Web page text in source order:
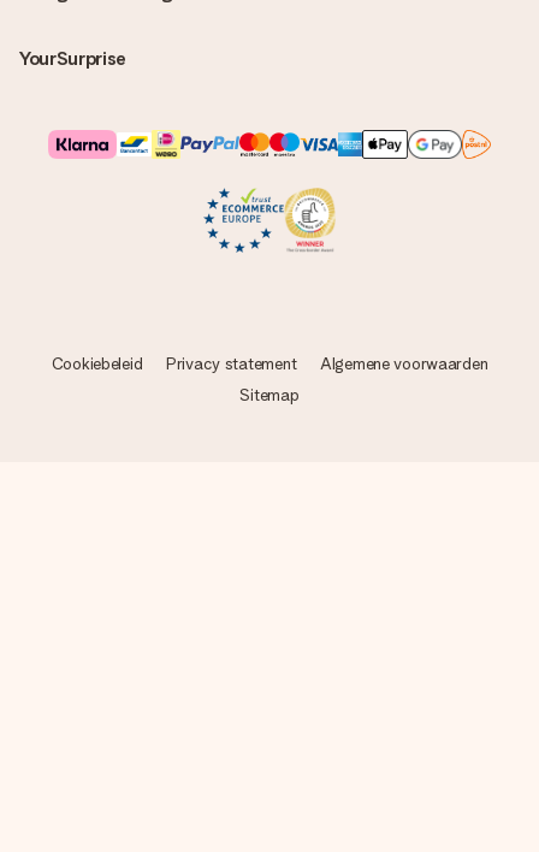
YourSurprise
Cookiebeleid Privacy statement
Algemene voorwaarden
Sitemap